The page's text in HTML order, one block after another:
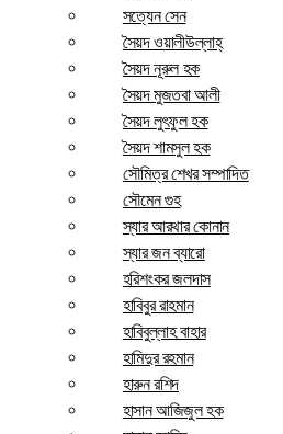
সত্যেন সেন
সৈয়দ ওয়ালীউল্লাহ্
সৈয়দ নূরুল হক
সৈয়দ মুজতবা আলী
সৈয়দ লুৎফুল হক
সৈয়দ শামসুল হক
সৌমিত্র শেখর সম্পাদিত
সৌমেন গুহ
স্যার আরথার কোনান
স্যার জন ব্যারো
হরিশংকর জলদাস
হাবিবুর রাহমান
হাবিবুল্লাহ বাহার
হামিদুর রহমান
হারুন রশিদ
হাসান আজিজুল হক